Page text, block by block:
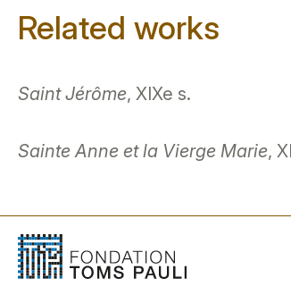
Related works
Saint Jérôme, XIXe s.
Sainte Anne et la Vierge Marie,